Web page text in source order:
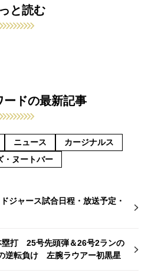
と読む
ードの最新記事
ニュース
カージナルス
・ヌートバー
ジャース試合日程・放送予定・
塁打 25号先頭弾＆26号2ランの
逆転負け 左腕ラウアー初黒星